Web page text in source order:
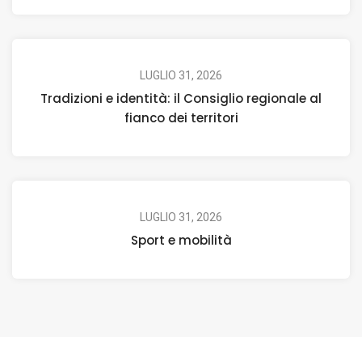
LUGLIO 31, 2026
Tradizioni e identità: il Consiglio regionale al
fianco dei territori
LUGLIO 31, 2026
Sport e mobilità